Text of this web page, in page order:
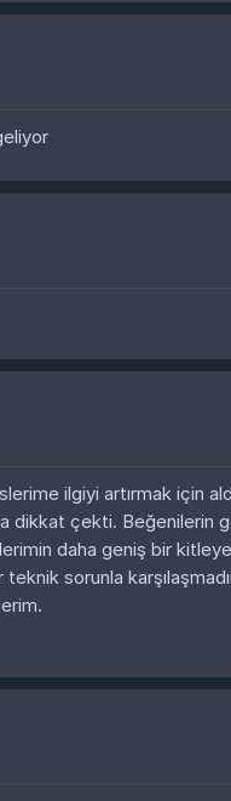
ilgiyi artırmak için
dikkat çekti. Beğenilerin
daha geniş bir kitleye
teknik sorunla